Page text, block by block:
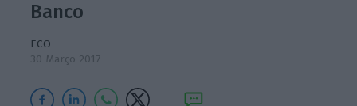
Banco
ECO
30 Março 2017